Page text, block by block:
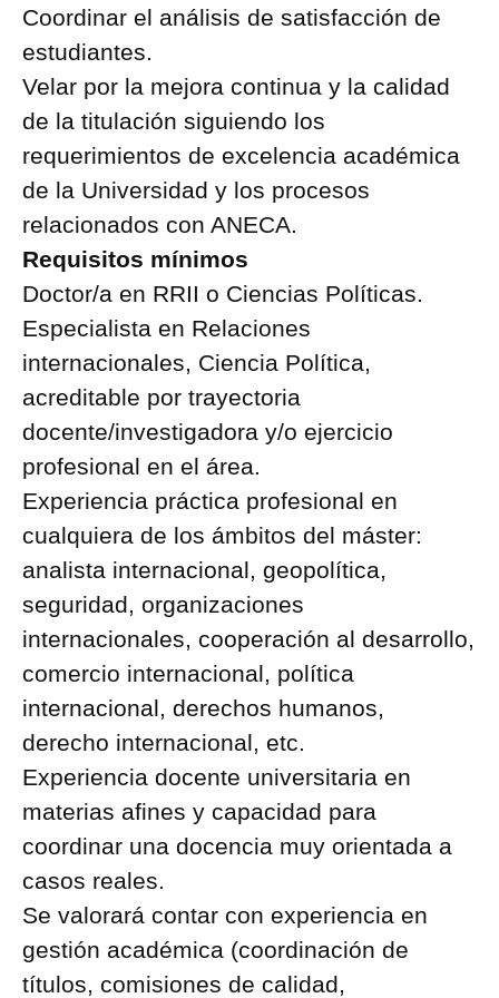
Coordinar el análisis de satisfacción de
estudiantes.
Velar por la mejora continua y la calidad
de la titulación siguiendo los
requerimientos de excelencia académica
de la Universidad y los procesos
relacionados con ANECA.
Requisitos mínimos
Doctor/a en RRII o Ciencias Políticas.
Especialista en Relaciones
internacionales, Ciencia Política,
acreditable por trayectoria
docente/investigadora y/o ejercicio
profesional en el área.
Experiencia práctica profesional en
cualquiera de los ámbitos del máster:
analista internacional, geopolítica,
seguridad, organizaciones
internacionales, cooperación al desarrollo,
comercio internacional, política
internacional, derechos humanos,
derecho internacional, etc.
Experiencia docente universitaria en
materias afines y capacidad para
coordinar una docencia muy orientada a
casos reales.
Se valorará contar con experiencia en
gestión académica (coordinación de
títulos, comisiones de calidad,